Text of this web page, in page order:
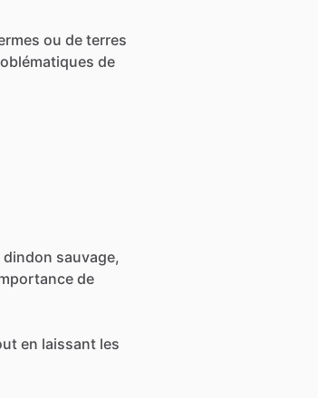
ou de terres
de
dindon sauvage,
de
en laissant les